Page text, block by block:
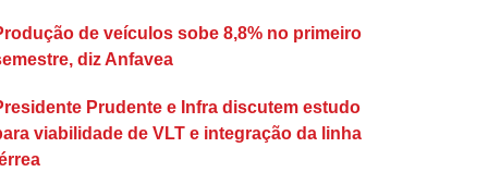
de veículos sobe 8,8% no primeiro
diz Anfavea
Prudente e Infra discutem estudo
viabilidade de VLT e integração da linha